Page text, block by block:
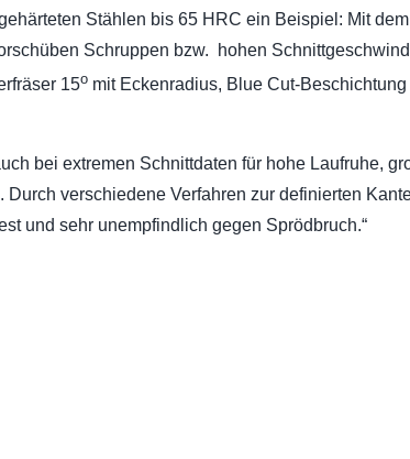
Stählen bis 65 HRC ein Beispiel: Mit
Schruppen bzw. hohen
15omit Eckenradius, Blue Cut-Beschichtung
bei extremen Schnittdaten für hohe Laufruhe,
verschiedene Verfahren zur definierten
und sehr unempfindlich gegen Sprödbruch.“